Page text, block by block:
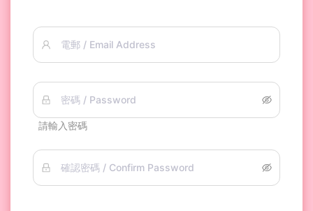
電郵 / Email Address
密碼 / Password
請輸入密碼
確認密碼 / Confirm Password